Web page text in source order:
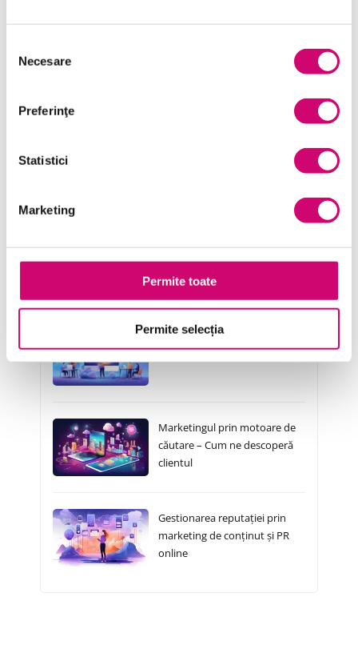
consimțământului
Necesare
Preferinţe
Statistici
Marketing
Permite toate
Permite selecția
Project Management
Transformare Digitală
Cursuri Similare
Marketing digital – Cum
ajungem la consumator
Marketingul prin motoare de
căutare – Cum ne descoperă
clientul
Gestionarea reputației prin
marketing de conținut și PR
online